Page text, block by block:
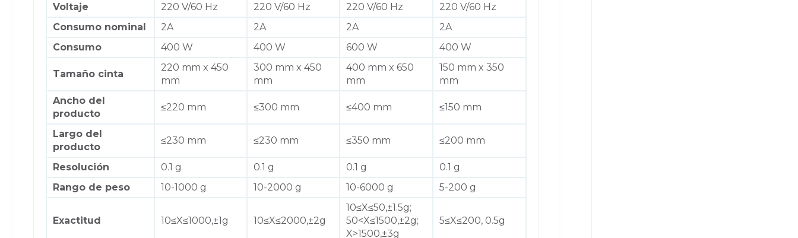
Voltaje
220 V/60 Hz 220 V/60 Hz 220 V/60 Hz
220 V/60 Hz
Consumo nominal
2A 2A 2A
2A
Consumo
400 W 400 W 600 W 400 W
Tamaño cinta
220 mm x 450
mm
300 mm x 450
mm
400 mm x 650
mm
150 mm x 350
mm
Ancho del
producto
≤220 mm ≤300 mm ≤400 mm ≤150 mm
Largo del
producto
≤230 mm ≤230 mm ≤350 mm ≤200 mm
Resolución 0.1 g 0.1 g 0.1 g
0.1 g
Rango de peso 10-1000 g 10-2000 g 10-6000 g 5-200 g
Exactitud 10≤X≤1000,±1g 10≤X≤2000,±2g
10≤X≤50,±1.5g;
50­­<X≤1500,±2g;
X­>1500,±3g
5≤X≤200, 0.5g